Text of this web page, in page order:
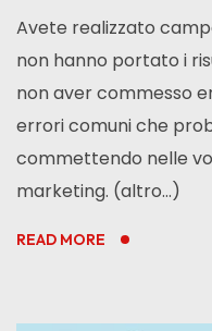
Avete realizzato
non hanno portato i
non aver commesso
errori comuni che
commettendo nelle
marketing. (altro…)
READ MORE